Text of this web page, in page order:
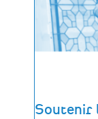
Soutenir